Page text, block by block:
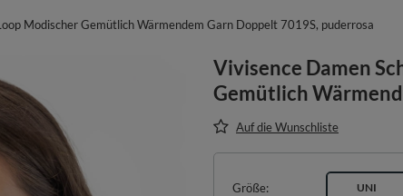
Modischer Gemütlich Wärmendem Garn Doppelt 7019S, puderrosa
Vivisence Damen
Gemütlich
Auf die Wunschliste
Größe UNI